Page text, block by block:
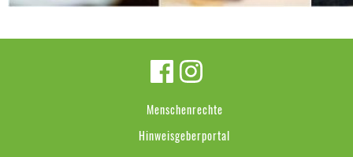
Menschenrechte
Hinweisgeberportal